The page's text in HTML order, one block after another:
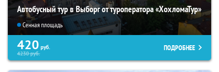
Автобусный тур в Выборг от туроператора «ХохломаТур»
Сенная площадь
420 руб.
4230руб.
ПОДРОБНЕЕ